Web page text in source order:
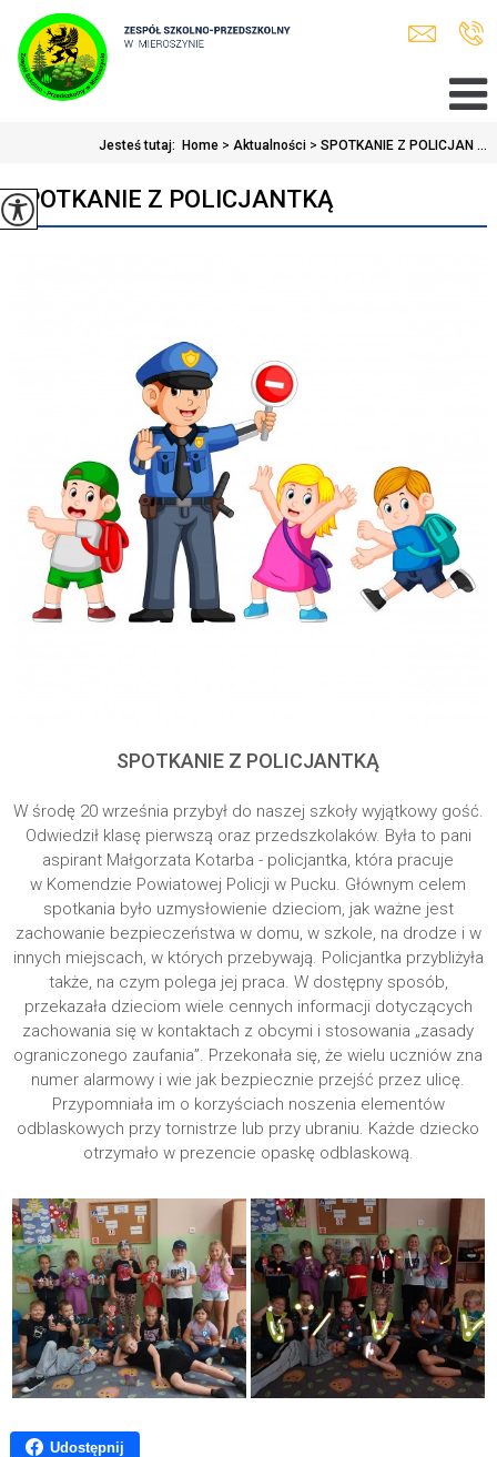
Jesteś tutaj: Home > Aktualności > SPOTKANIE Z POLICJAN ...
SPOTKANIE Z POLICJANTKĄ
SPOTKANIE Z POLICJANTKĄ
W środę 20 września przybył do naszej szkoły wyjątkowy gość.
Odwiedził klasę pierwszą oraz przedszkolaków. Była to pani
aspirant Małgorzata Kotarba - policjantka, która pracuje
w Komendzie Powiatowej Policji w Pucku. Głównym celem
spotkania było uzmysłowienie dzieciom, jak ważne jest
zachowanie bezpieczeństwa w domu, w szkole, na drodze i w
innych miejscach, w których przebywają. Policjantka przybliżyła
także, na czym polega jej praca. W dostępny sposób,
przekazała dzieciom wiele cennych informacji dotyczących
zachowania się w kontaktach z obcymi i stosowania „zasady
ograniczonego zaufania”. Przekonała się, że wielu uczniów zna
numer alarmowy i wie jak bezpiecznie przejść przez ulicę.
Przypomniała im o korzyściach noszenia elementów
odblaskowych przy tornistrze lub przy ubraniu. Każde dziecko
otrzymało w prezencie opaskę odblaskową.
Udostępnij